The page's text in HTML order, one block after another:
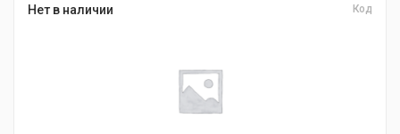
Нет в наличии Код